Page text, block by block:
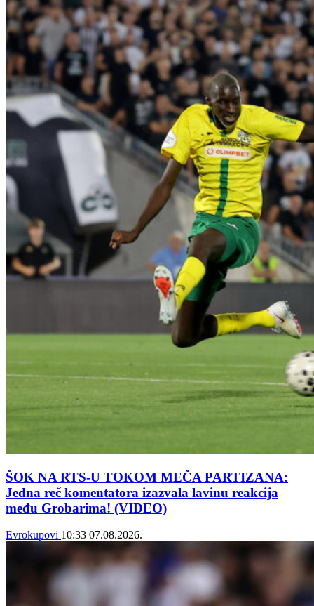
ŠOK NA RTS-U TOKOM MEČA PARTIZANA:
Jedna reč komentatora izazvala lavinu reakcija
među Grobarima! (VIDEO)
Evrokupovi 10:33 07.08.2026.